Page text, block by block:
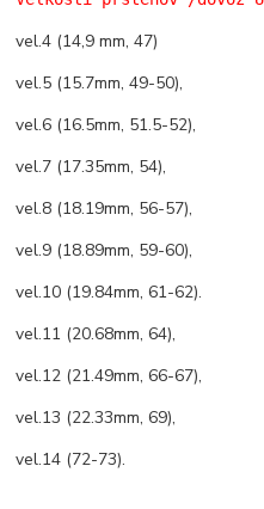
vel.4 (14,9 mm, 47)
vel.5 (15.7mm, 49-50),
vel.6 (16.5mm, 51.5-52),
vel.7 (17.35mm, 54),
vel.8 (18.19mm, 56-57),
vel.9 (18.89mm, 59-60),
vel.10 (19.84mm, 61-62).
vel.11 (20.68mm, 64),
vel.12 (21.49mm, 66-67),
vel.13 (22.33mm, 69),
vel.14 (72-73).